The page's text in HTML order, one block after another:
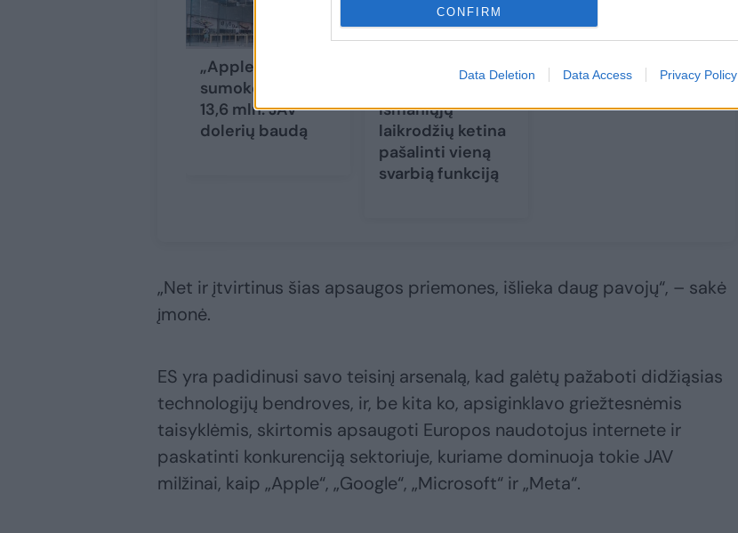
CONFIRM
Data Deletion Data Access Privacy Policy
„Apple“
sumokėjo Rusijai
13,6 mln. JAV
dolerių baudą
„Apple“ iš savo
išmaniųjų
laikrodžių ketina
pašalinti vieną
svarbią funkciją
„Net ir įtvirtinus šias apsaugos priemones, išlieka daug pavojų“, – sakė
įmonė.
ES yra padidinusi savo teisinį arsenalą, kad galėtų pažaboti didžiąsias
technologijų bendroves, ir, be kita ko, apsiginklavo griežtesnėmis
taisyklėmis, skirtomis apsaugoti Europos naudotojus internete ir
paskatinti konkurenciją sektoriuje, kuriame dominuoja tokie JAV
milžinai, kaip „Apple“, „Google“, „Microsoft“ ir „Meta“.